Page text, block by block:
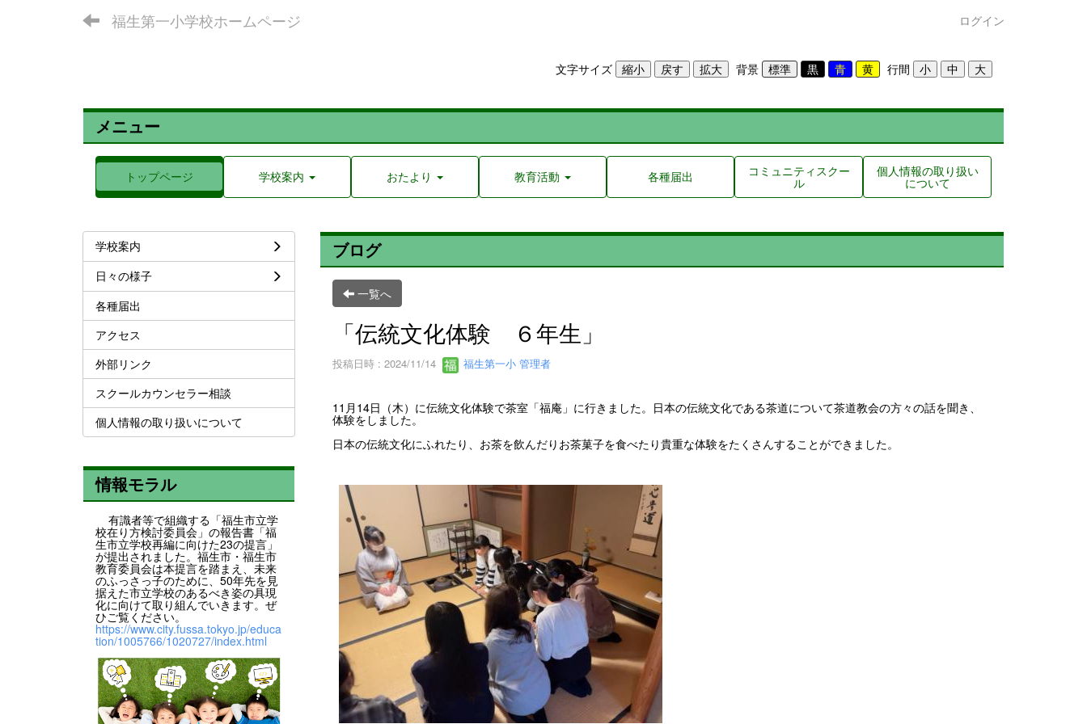
福生第一小学校ホームページ ログイン
文字サイズ 背景 行間
メニュー
トップページ 学校案内 おたより 教育活動 各種届出 コミュニティスクー
ル
個人情報の取り扱い
について
ブログ
一覧へ
「伝統文化体験 ６年生」
投稿日時 : 2024/11/14 福生第一小 管理者
11月14日（木）に伝統文化体験で茶室「福庵」に行きました。日本の伝統文化である茶道について茶道教会の方々の話を聞き、
体験をしました。
日本の伝統文化にふれたり、お茶を飲んだりお茶菓子を食べたり貴重な体験をたくさんすることができました。
学校案内
日々の様子
各種届出
アクセス
外部リンク
スクールカウンセラー相談
個人情報の取り扱いについて
情報モラル
有識者等で組織する「福生市立学
校在り方検討委員会」の報告書「福
生市立学校再編に向けた23の提言」
が提出されました。福生市・福生市
教育委員会は本提言を踏まえ、未来
のふっさっ子のために、50年先を見
据えた市立学校のあるべき姿の具現
化に向けて取り組んでいきます。ぜ
ひご覧ください。
https://www.city.fussa.tokyo.jp/educa
tion/1005766/1020727/index.html